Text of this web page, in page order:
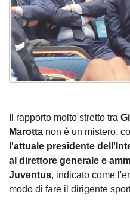
Il rapporto molto stretto tra
Marotta non è un mistero,
l'attuale presidente
al direttore generale e
Juventus, indicato come
modo di fare il dirigente